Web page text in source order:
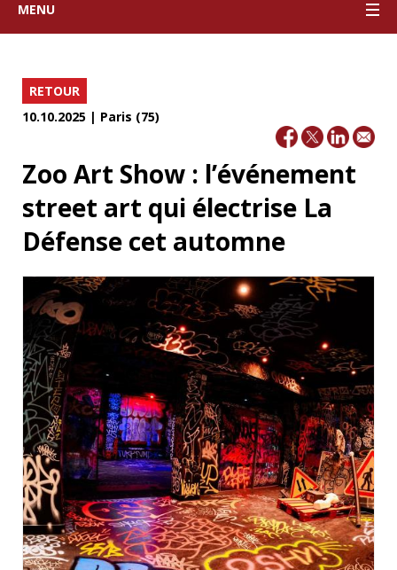
MENU
RETOUR
10.10.2025 | Paris (75)
Zoo Art Show : l’événement
street art qui électrise La
Défense cet automne